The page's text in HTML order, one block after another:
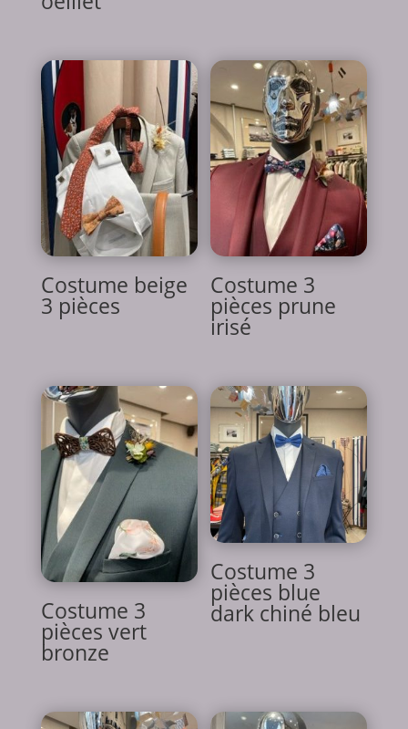
Costume beige
3 pièces
Costume 3
pièces prune
irisé
Costume 3
pièces vert
bronze
Costume 3
pièces blue
dark chiné bleu